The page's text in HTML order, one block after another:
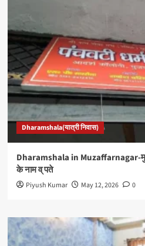
Dharamshala(यात्री निवास)
Dharamshala in Muzaffarnagar-
के नाम व् पते
Piyush Kumar May 12, 2026 0